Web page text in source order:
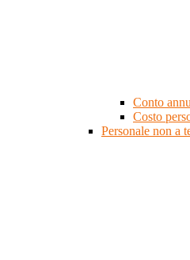
Conto
Costo
Personale non a